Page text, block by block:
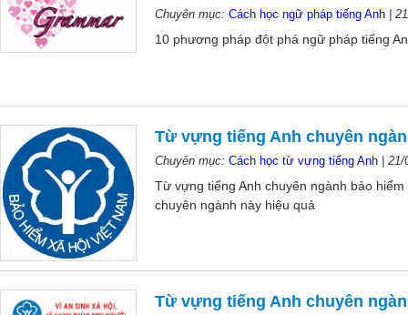
Chuyên mục: Cách học ngữ pháp tiếng Anh
10 phương pháp đột phá ngữ pháp tiếng
Từ vựng tiếng Anh chuyên
Chuyên mục: Cách học từ vựng tiếng Anh 21/
Từ vựng tiếng Anh chuyên ngành bảo
chuyên ngành này hiệu quả
Từ vựng tiếng Anh chuyên